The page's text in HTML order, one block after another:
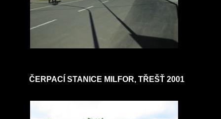
ČERPACÍ STANICE MILFOR, TŘEŠŤ 2001